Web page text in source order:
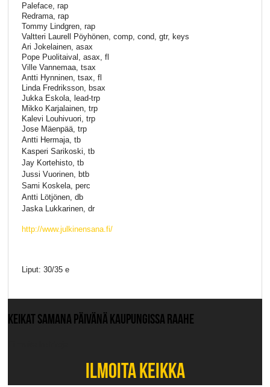
Paleface, rap
Redrama, rap
Tommy Lindgren, rap
Valtteri Laurell Pöyhönen, comp, cond, gtr, keys
Ari Jokelainen, asax
Pope Puolitaival, asax, fl
Ville Vannemaa, tsax
Antti Hynninen, tsax, fl
Linda Fredriksson, bsax
Jukka Eskola, lead-trp
Mikko Karjalainen, trp
Kalevi Louhivuori, trp
Jose Mäenpää, trp
Antti Hermaja, tb
Kasperi Sarikoski, tb
Jay Kortehisto, tb
Jussi Vuorinen, btb
Sami Koskela, perc
Antti Lötjönen, db
Jaska Lukkarinen, dr
http://www.julkinensana.fi/
Liput: 30/35 e
KEIKAT SAMANA PÄIVÄNÄ KAUPUNGISSA RAAHE
ILMOITA KEIKKA